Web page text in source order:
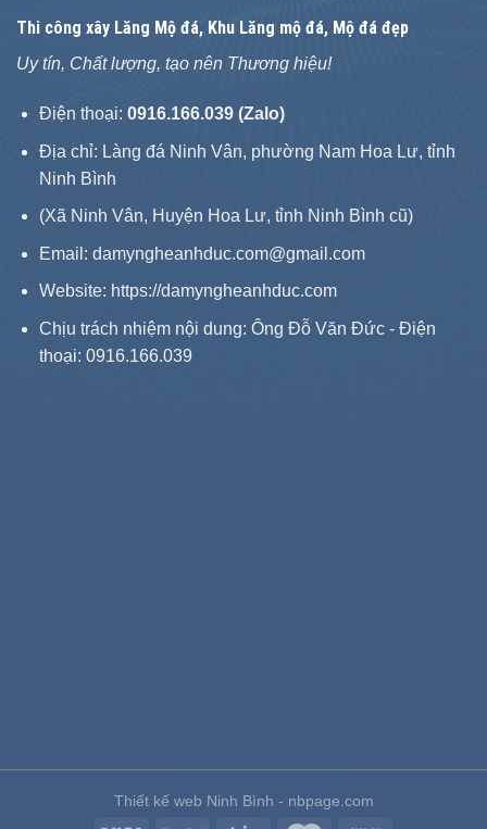
Thi công xây Lăng Mộ đá, Khu Lăng mộ đá, Mộ đá đẹp
Uy tín, Chất lượng, tạo nên Thương hiệu!
Điện thoại: 0916.166.039 (Zalo)
Địa chỉ: Làng đá Ninh Vân, phường Nam Hoa Lư, tỉnh
Ninh Bình
(Xã Ninh Vân, Huyện Hoa Lư, tỉnh Ninh Bình cũ)
Email: damyngheanhduc.com@gmail.com
Website: https://damyngheanhduc.com
Chịu trách nhiệm nội dung: Ông Đỗ Văn Đức - Điện
thoại: 0916.166.039
Thiết kế web Ninh Bình - nbpage.com